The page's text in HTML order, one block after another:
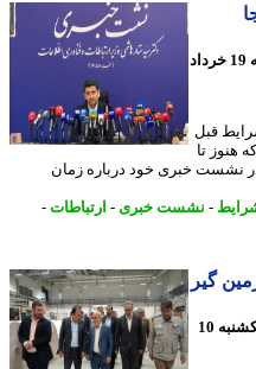
پیش - سه شنبه 19 خرداد
قبل
تا
خبری خود درباره زمان
-نشست خبری- ارتباطات-
گیر
71 روز پیش - یکشنبه 10